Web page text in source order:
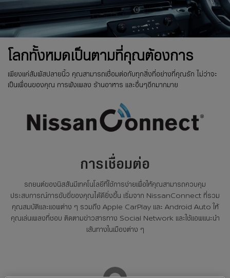
โลกทั้งหมดเป็นตามที่คุณต้องการ
เพียงแค่สัมผัสปลายนิ้ว คุณสามารถเชื่อมต่อกับทุกสิ่งที่อย่างที่คุณรัก ไม่ว่าจะ
เป็นเพื่อนของคุณ การฟังเพลง ร้านอาหาร และอื่นๆอีกมากมาย
การเชื่อมต่อ
รถยนต์ของนิสสันมีเทคโนโลยีที่ใช้การง่ายเพื่อให้คุณสามารถควบคุม
ประสบการณ์การขับขี่ของคุณได้ดียิ่งขึ้น เริ่มจาก NissanConnect ที่รวม
คุณสมบัติและแอพต่าง ๆ รวมถึง Apple CarPlay และ Android Auto ให้
คุณเล่นเพลงที่ชอบ ติดตามข่าวสารทาง Social Network และใช้แอพแนะนำ
เส้นทางในเมืองต่าง ๆ